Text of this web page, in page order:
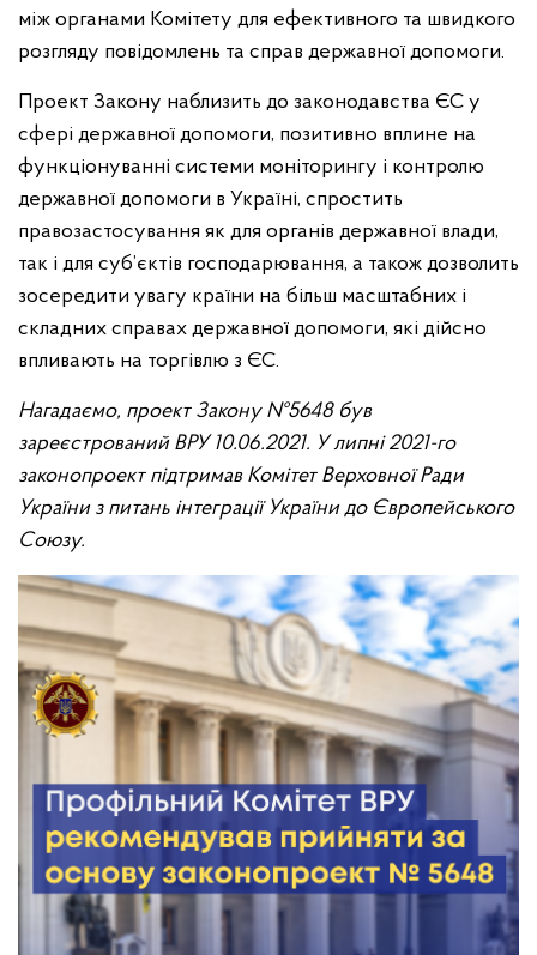
між органами Комітету для ефективного та швидкого
розгляду повідомлень та справ державної допомоги.
Проект Закону наблизить до законодавства ЄС у
сфері державної допомоги, позитивно вплине на
функціонуванні системи моніторингу і контролю
державної допомоги в Україні, спростить
правозастосування як для органів державної влади,
так і для суб’єктів господарювання, а також дозволить
зосередити увагу країни на більш масштабних і
складних справах державної допомоги, які дійсно
впливають на торгівлю з ЄС.
Нагадаємо, проект Закону №5648 був
зареєстрований ВРУ 10.06.2021. У липні 2021-го
законопроект підтримав Комітет Верховної Ради
України з питань інтеграції України до Європейського
Союзу.